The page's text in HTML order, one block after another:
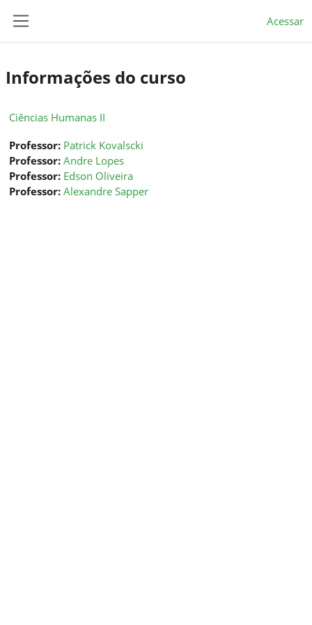
Acessar
Informações do curso
Ciências Humanas II
Professor: Patrick Kovalscki
Professor: Andre Lopes
Professor: Edson Oliveira
Professor: Alexandre Sapper